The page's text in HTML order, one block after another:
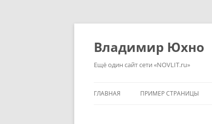
Перейти
Владимир Юхно
Ещё один сайт сети «NOVLIT.ru»
ГЛАВНАЯ ПРИМЕР СТРАНИЦЫ